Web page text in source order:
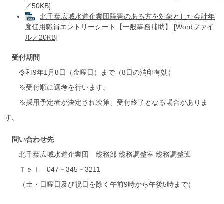
／50KB]
北千葉広域水道企業団障害のある方を対象とした会計年
度任用職員エントリーシート【一般事務補助】 [Wordファイ
ル／20KB]
受付期間
令和9年1月8日（金曜日）まで（8日の消印有効）
​ ※受付順に選考を行います。
※採用予定者が決定され次第、受付終了となる場合がありま
す。
問い合わせ先
北千葉広域水道企業団 総務部 総務調整室 総務調整班
Ｔｅｌ 047－345－3211
（土・日曜日及び祝日を除く午前9時から午後5時まで）